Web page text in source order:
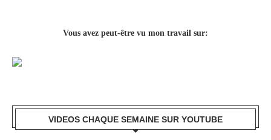
Vous avez peut-être vu mon travail sur:
VIDEOS CHAQUE SEMAINE SUR YOUTUBE